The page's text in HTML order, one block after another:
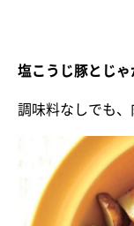
塩こうじ豚とじ
調味料なしでも、